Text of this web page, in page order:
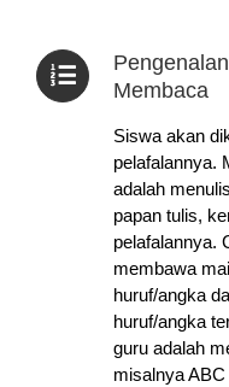
Membaca
Siswa akan
pelafalannya.
adalah
papan tulis,
pelafalannya.
membawa
huruf/angka
huruf/angka
guru adalah
misalnya